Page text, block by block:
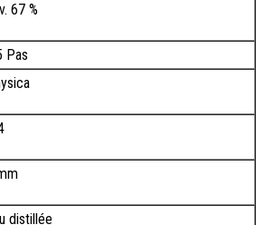
67 %
Pas
distillée